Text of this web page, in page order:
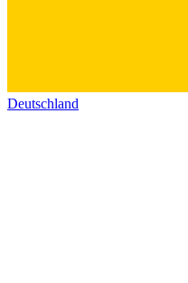
Deutschland